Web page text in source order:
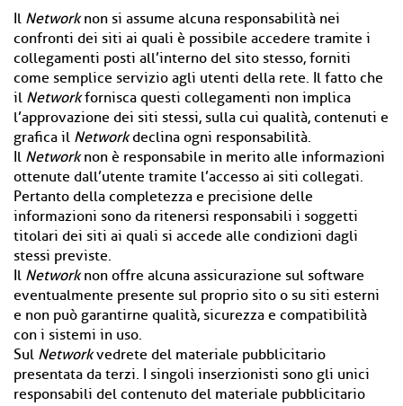
Il Networknon si assume alcuna responsabilità nei
confronti dei siti ai quali è possibile accedere tramite i
collegamenti posti all’interno del sito stesso, forniti
come semplice servizio agli utenti della rete. Il fatto che
il Networkfornisca questi collegamenti non implica
l’approvazione dei siti stessi, sulla cui qualità, contenuti e
grafica il Networkdeclina ogni responsabilità.
Il Networknon è responsabile in merito alle informazioni
ottenute dall’utente tramite l’accesso ai siti collegati.
Pertanto della completezza e precisione delle
informazioni sono da ritenersi responsabili i soggetti
titolari dei siti ai quali si accede alle condizioni dagli
stessi previste.
Il Networknon offre alcuna assicurazione sul software
eventualmente presente sul proprio sito o su siti esterni
e non può garantirne qualità, sicurezza e compatibilità
con i sistemi in uso.
Sul Networkvedrete del materiale pubblicitario
presentata da terzi. I singoli inserzionisti sono gli unici
responsabili del contenuto del materiale pubblicitario